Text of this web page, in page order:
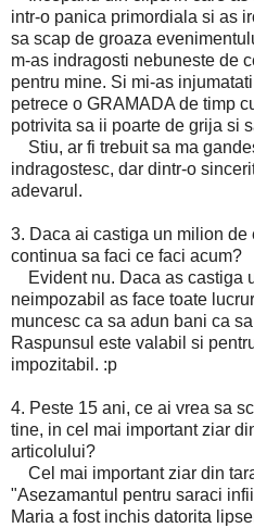
intr-o panica primordiala si as
sa scap de groaza
m-as indragosti nebuneste de
pentru mine. Si mi-as
petrece o GRAMADA de timp
potrivita sa ii poarte de grija si
Stiu, ar fi trebuit sa ma
indragostesc, dar dintr-o
adevarul.
3. Daca ai castiga un milion de
continua sa faci ce faci acum?
Evident nu. Daca as castiga
neimpozabil as face toate
muncesc ca sa adun bani ca
Raspunsul este valabil si
impozitabil. :p
4. Peste 15 ani, ce ai vrea sa
tine, in cel mai important ziar
articolului?
Cel mai important ziar din
"Asezamantul pentru saraci
Maria a fost inchis datorita